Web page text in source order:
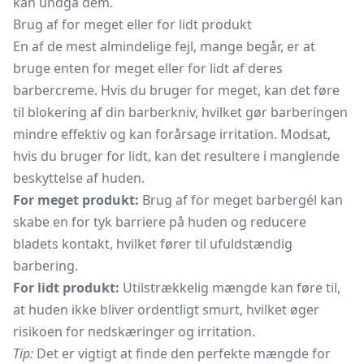
Brug af for meget eller for lidt produkt
En af de mest almindelige fejl, mange begår, er at
bruge enten for meget eller for lidt af deres
barbercreme. Hvis du bruger for meget, kan det føre
til blokering af din barberkniv, hvilket gør barberingen
mindre effektiv og kan forårsage irritation. Modsat,
hvis du bruger for lidt, kan det resultere i manglende
beskyttelse af huden.
For meget produkt: Brug af for meget barbergél kan
skabe en for tyk barriere på huden og reducere
bladets kontakt, hvilket fører til ufuldstændig
barbering.
For lidt produkt: Utilstrækkelig mængde kan føre til,
at huden ikke bliver ordentligt smurt, hvilket øger
risikoen for nedskæringer og irritation.
Tip: Det er vigtigt at finde den perfekte mængde for